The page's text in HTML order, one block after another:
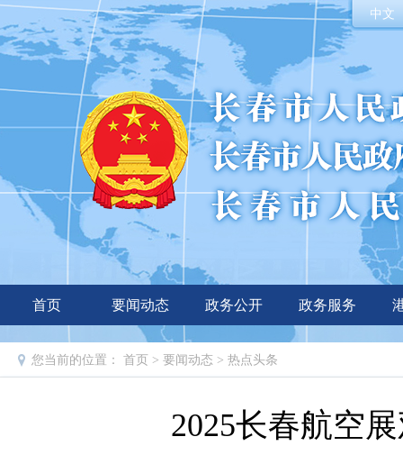
中文
首页 要闻动态 政务公开 政务服务
您当前的位置： 首页 > 要闻动态 > 热点头条
2025长春航空